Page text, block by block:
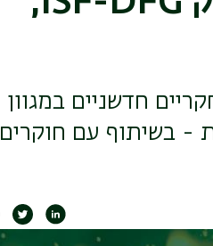
חדשניים במגוון
- בשיתוף עם חוקרים